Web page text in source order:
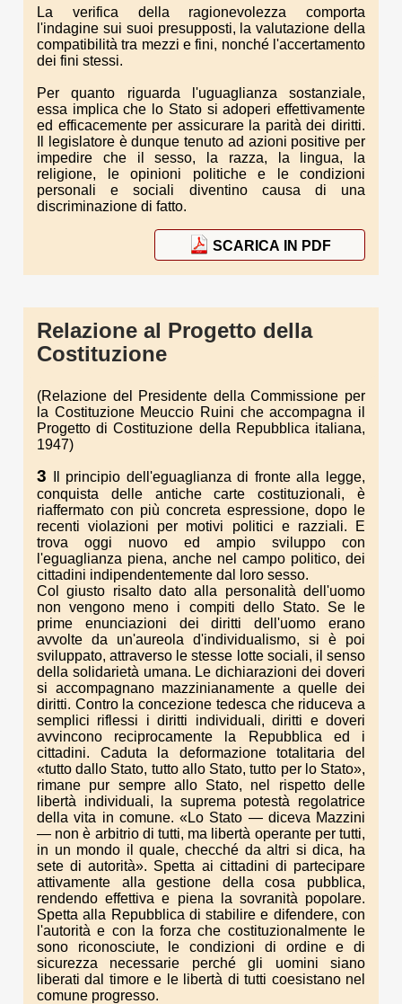
La verifica della ragionevolezza comporta
l'indagine sui suoi presupposti, la valutazione della
compatibilità tra mezzi e fini, nonché l'accertamento
dei fini stessi.
Per quanto riguarda l'uguaglianza sostanziale,
essa implica che lo Stato si adoperi effettivamente
ed efficacemente per assicurare la parità dei diritti.
Il legislatore è dunque tenuto ad azioni positive per
impedire che il sesso, la razza, la lingua, la
religione, le opinioni politiche e le condizioni
personali e sociali diventino causa di una
discriminazione di fatto.
SCARICA IN PDF
Relazione al Progetto della
Costituzione
(Relazione del Presidente della Commissione per
la Costituzione Meuccio Ruini che accompagna il
Progetto di Costituzione della Repubblica italiana,
1947)
3 Il principio dell'eguaglianza di fronte alla legge,
conquista delle antiche carte costituzionali, è
riaffermato con più concreta espressione, dopo le
recenti violazioni per motivi politici e razziali. E
trova oggi nuovo ed ampio sviluppo con
l'eguaglianza piena, anche nel campo politico, dei
cittadini indipendentemente dal loro sesso.
Col giusto risalto dato alla personalità dell'uomo
non vengono meno i compiti dello Stato. Se le
prime enunciazioni dei diritti dell'uomo erano
avvolte da un'aureola d'individualismo, si è poi
sviluppato, attraverso le stesse lotte sociali, il senso
della solidarietà umana. Le dichiarazioni dei doveri
si accompagnano mazzinianamente a quelle dei
diritti. Contro la concezione tedesca che riduceva a
semplici riflessi i diritti individuali, diritti e doveri
avvincono reciprocamente la Repubblica ed i
cittadini. Caduta la deformazione totalitaria del
«tutto dallo Stato, tutto allo Stato, tutto per lo Stato»,
rimane pur sempre allo Stato, nel rispetto delle
libertà individuali, la suprema potestà regolatrice
della vita in comune. «Lo Stato — diceva Mazzini
— non è arbitrio di tutti, ma libertà operante per tutti,
in un mondo il quale, checché da altri si dica, ha
sete di autorità». Spetta ai cittadini di partecipare
attivamente alla gestione della cosa pubblica,
rendendo effettiva e piena la sovranità popolare.
Spetta alla Repubblica di stabilire e difendere, con
l'autorità e con la forza che costituzionalmente le
sono riconosciute, le condizioni di ordine e di
sicurezza necessarie perché gli uomini siano
liberati dal timore e le libertà di tutti coesistano nel
comune progresso.